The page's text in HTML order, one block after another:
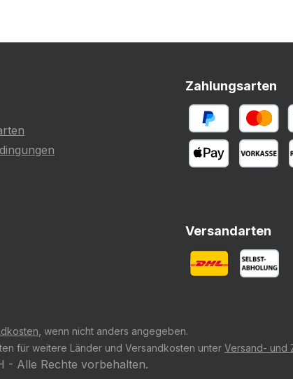
Zahlungsarten
Versandarten
, wenn nicht anders angegeben.
für weitere Länder und Versandkosten unter Versand- und
- Alle Rechte vorbehalten.